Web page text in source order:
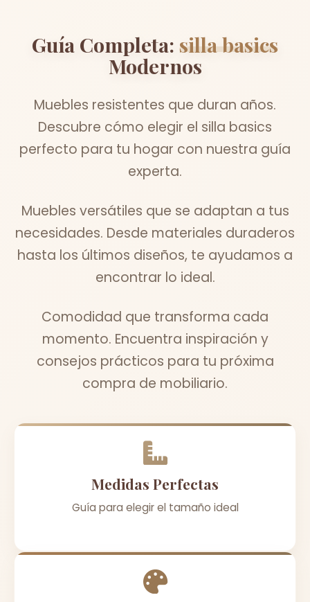
Guía Completa: silla basics
Modernos
Muebles resistentes que duran años.
Descubre cómo elegir el silla basics
perfecto para tu hogar con nuestra guía
experta.
Muebles versátiles que se adaptan a tus
necesidades. Desde materiales duraderos
hasta los últimos diseños, te ayudamos a
encontrar lo ideal.
Comodidad que transforma cada
momento. Encuentra inspiración y
consejos prácticos para tu próxima
compra de mobiliario.
Medidas Perfectas
Guía para elegir el tamaño ideal